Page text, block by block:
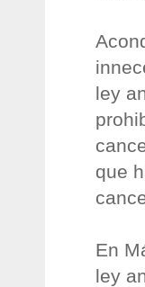
ley
que
En
ley